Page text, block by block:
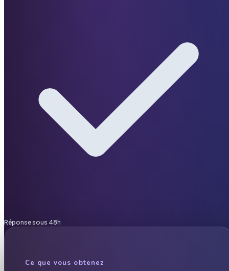
Réponse sous 48h
Ce que vous obtenez